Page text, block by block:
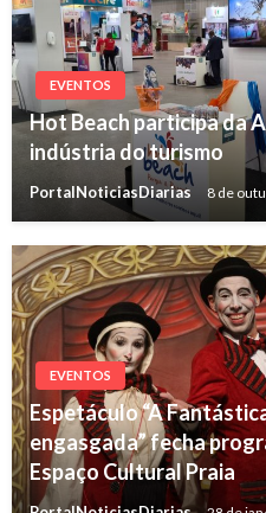
EVENTOS
Hot Beach participa da
indústria do turismo
PortalNoticiasDiarias 8 de
EVENTOS
Espetáculo “A
engasgada” fecha
Espaço Cultural Praia